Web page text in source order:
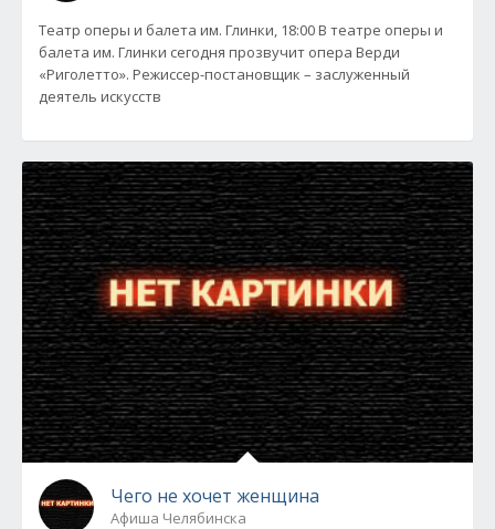
Театр оперы и балета им. Глинки, 18:00 В театре оперы и
балета им. Глинки сегодня прозвучит опера Верди
«Риголетто». Режиссер-постановщик – заслуженный
деятель искусств
Чего не хочет женщина
Афиша Челябинска